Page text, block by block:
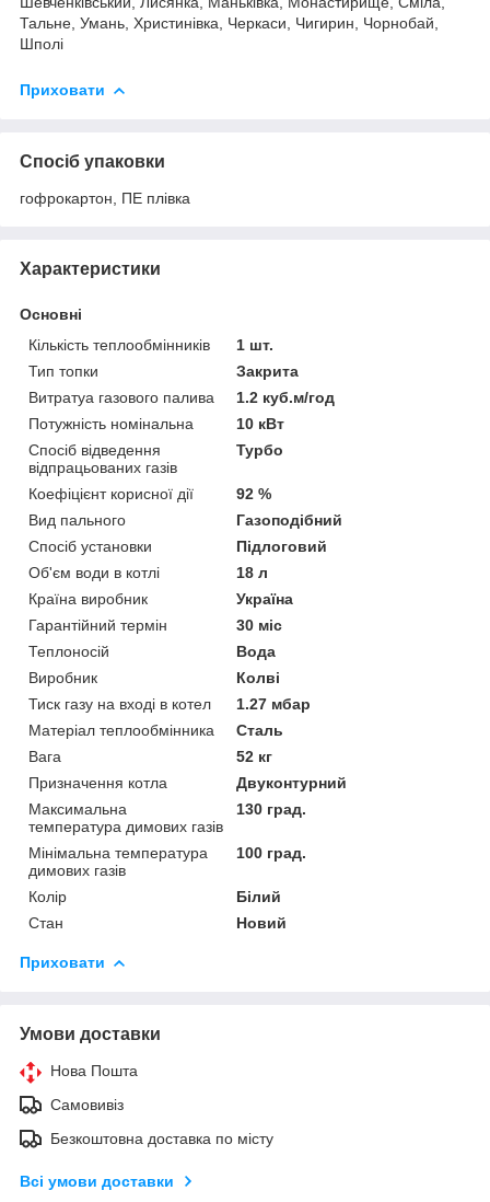
Тальне, Умань, Христинівка, Черкаси, Чигирин, Чорнобай,
Шполі
Приховати
Спосіб упаковки
гофрокартон, ПЕ плівка
Характеристики
Основні
Кількість теплообмінників
1 шт.
Тип топки
Закрита
Витратуа газового палива
1.2 куб.м/год
Потужність номінальна
10 кВт
Спосіб відведення
відпрацьованих газів
Турбо
Коефіцієнт корисної дії
92 %
Вид пального
Газоподібний
Спосіб установки
Підлоговий
Об'єм води в котлі
18 л
Країна виробник
Україна
Гарантійний термін
30 міс
Теплоносій
Вода
Виробник
Колві
Тиск газу на вході в котел
1.27 мбар
Матеріал теплообмінника
Сталь
Вага
52 кг
Призначення котла
Двуконтурний
Максимальна
температура димових газів
130 град.
Мінімальна температура
димових газів
100 град.
Колір
Білий
Стан
Новий
Приховати
Умови доставки
Нова Пошта
Самовивіз
Безкоштовна доставка по місту
Всі умови доставки